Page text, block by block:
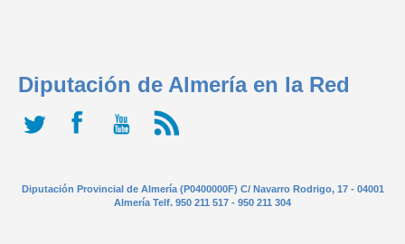
Diputación de Almería en la Red
Diputación Provincial de Almería (P0400000F) C/ Navarro Rodrigo, 17 - 04001
Almería Telf. 950 211 517 - 950 211 304